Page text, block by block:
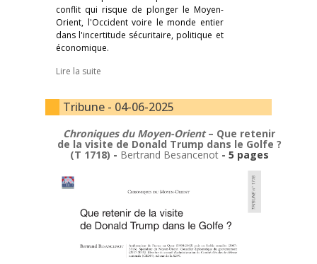
conflit qui risque de plonger le Moyen-
Orient, l'Occident voire le monde entier
dans l'incertitude sécuritaire, politique et
économique.
Lire la suite
Tribune - 04-06-2025
Chroniques du Moyen-Orient– Que retenir
de la visite de Donald Trump dans le Golfe ?
(T 1718) - Bertrand Besancenot- 5 pages